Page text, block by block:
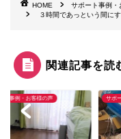
HOME
サポート事例・
３時間であっという間に
関連記事を読
ト事例・お客様の声 サポ